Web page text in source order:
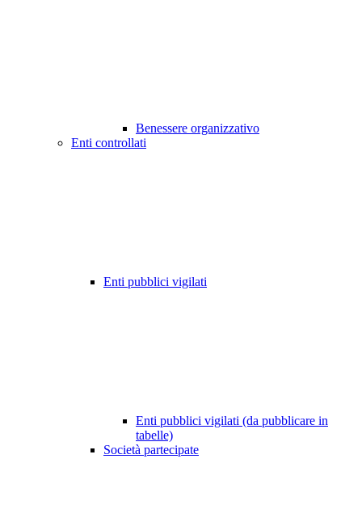
Benessere organizzativo
Enti controllati
Enti pubblici vigilati
Enti pubblici vigilati (da pubblicare in
tabelle)
Società partecipate